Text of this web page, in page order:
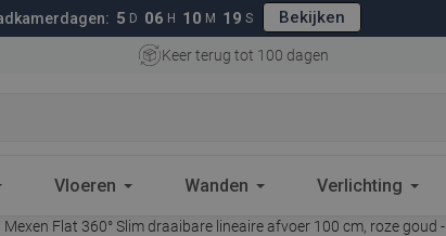
5 D 06 H 10 M 18 S Bekijken
Keer terug tot 100 dagen
Vloeren Wanden Verlichting
Mexen Flat 360° Slim draaibare lineaire afvoer 100 cm, roze goud